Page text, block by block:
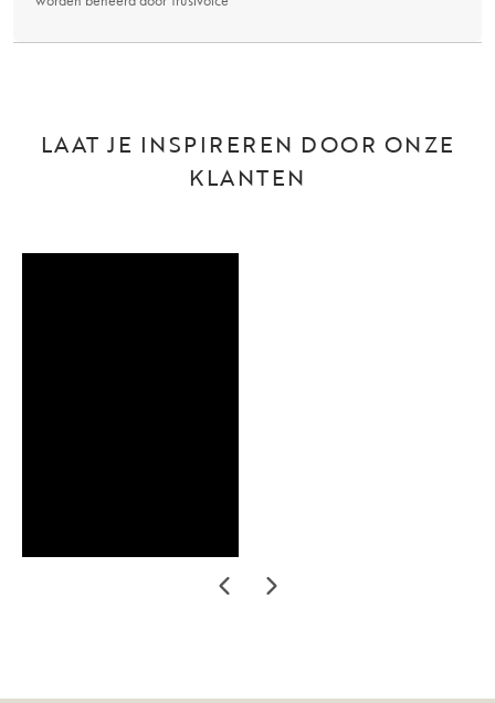
LAAT JE INSPIREREN DOOR ONZE
KLANTEN